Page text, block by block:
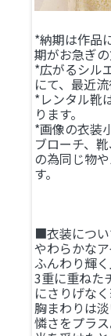
*納期は作品
期がお急ぎ
*広がるシル
にて、最近
*レンタル靴
ります。
*画像の衣装
ブローチ、
の為同じ物
す。
■衣装につい
やわらかな
ふんわり輝く
3重に重ねた
にさりげな
胸まわりは
憐さをプラス